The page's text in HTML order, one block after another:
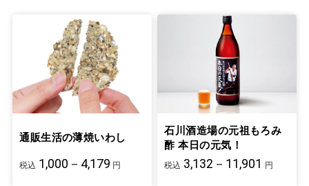
通販生活の薄焼いわし
税込 1,000－4,179 円
石川酒造場の元祖もろみ
酢 本日の元気！
税込 3,132－11,901 円